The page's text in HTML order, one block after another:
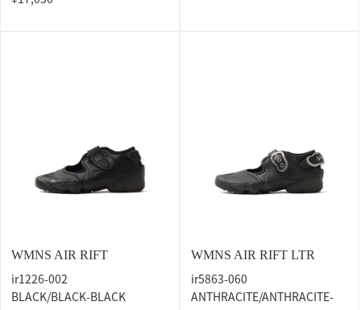
WMNS AIR RIFT
ir1226-002
BLACK/BLACK-BLACK
WMNS AIR RIFT LTR
ir5863-060
ANTHRACITE/ANTHRACITE-